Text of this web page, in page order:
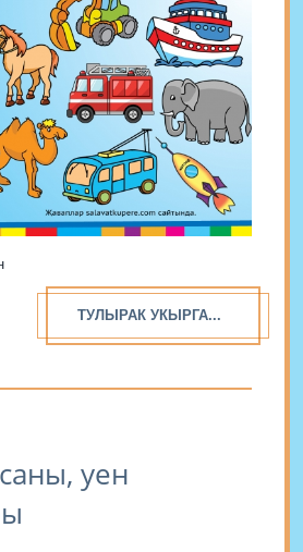
ТУЛЫРАК УКЫРГА...
уен